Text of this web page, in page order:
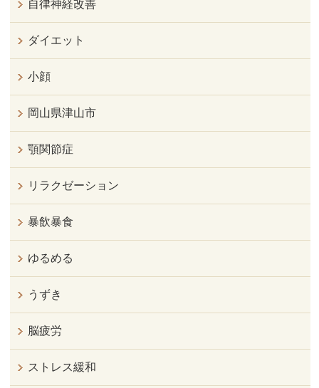
自律神経改善
ダイエット
小顔
岡山県津山市
顎関節症
リラクゼーション
暴飲暴食
ゆるめる
うずき
脳疲労
ストレス緩和